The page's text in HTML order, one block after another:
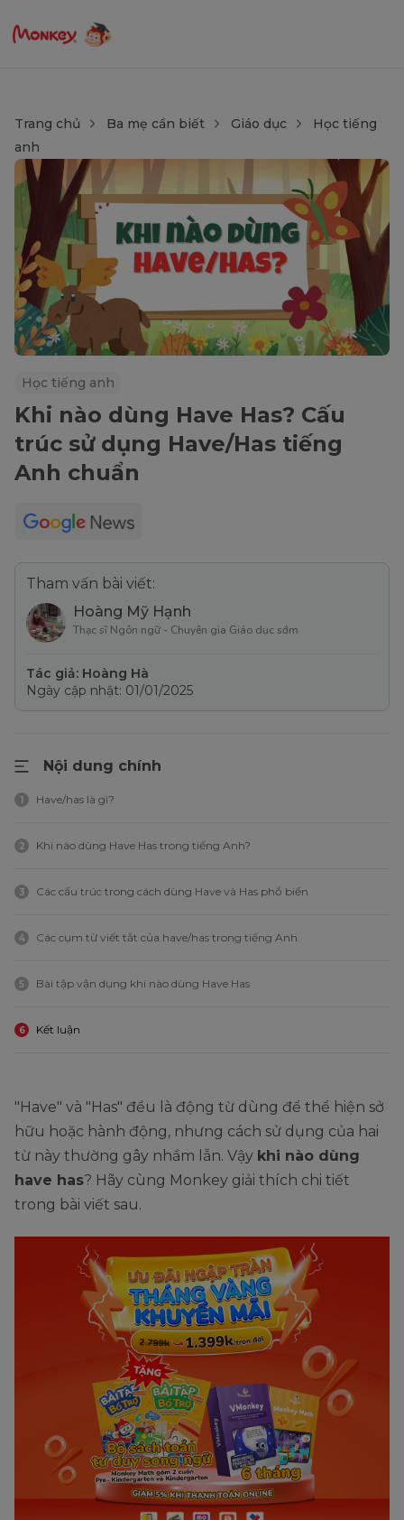
Trang chủ Ba mẹ cần biết Giáo dục
Học tiếng
anh
Học tiếng anh
Khi nào dùng Have Has? Cấu
trúc sử dụng Have/Has tiếng
Anh chuẩn
Tham vấn bài viết:
Hoàng Mỹ Hạnh
Thạc sĩ Ngôn ngữ - Chuyên gia Giáo dục sớm
Tác giả: Hoàng Hà
Ngày cập nhật: 01/01/2025
Nội dung chính
1 Have/has là gì?
2 Khi nào dùng Have Has trong tiếng Anh?
3 Các cấu trúc trong cách dùng Have và Has phổ biến
4 Các cụm từ viết tắt của have/has trong tiếng Anh
5 Bài tập vận dụng khi nào dùng Have Has
6 Kết luận
"Have" và "Has" đều là động từ dùng để thể hiện sở
hữu hoặc hành động, nhưng cách sử dụng của hai
từ này thường gây nhầm lẫn. Vậy khi nào dùng
have has? Hãy cùng Monkey giải thích chi tiết
trong bài viết sau.